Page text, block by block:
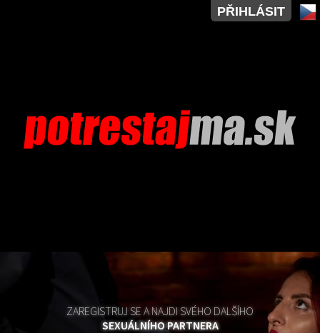
PŘIHLÁSIT
ZAREGISTRUJ SE A NAJDI SVÉHO DALŠÍHO
SEXUÁLNÍHO PARTNERA